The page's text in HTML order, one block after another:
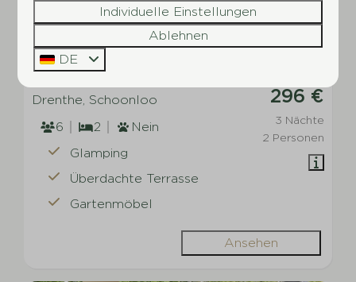
8,1
296 €
3 Nächte
2 Personen
Safarizelt
Drenthe, Schoonloo
6
2
Nein
Glamping
Überdachte Terrasse
Gartenmöbel
Ansehen
Individuelle Einstellungen
Ablehnen
DE